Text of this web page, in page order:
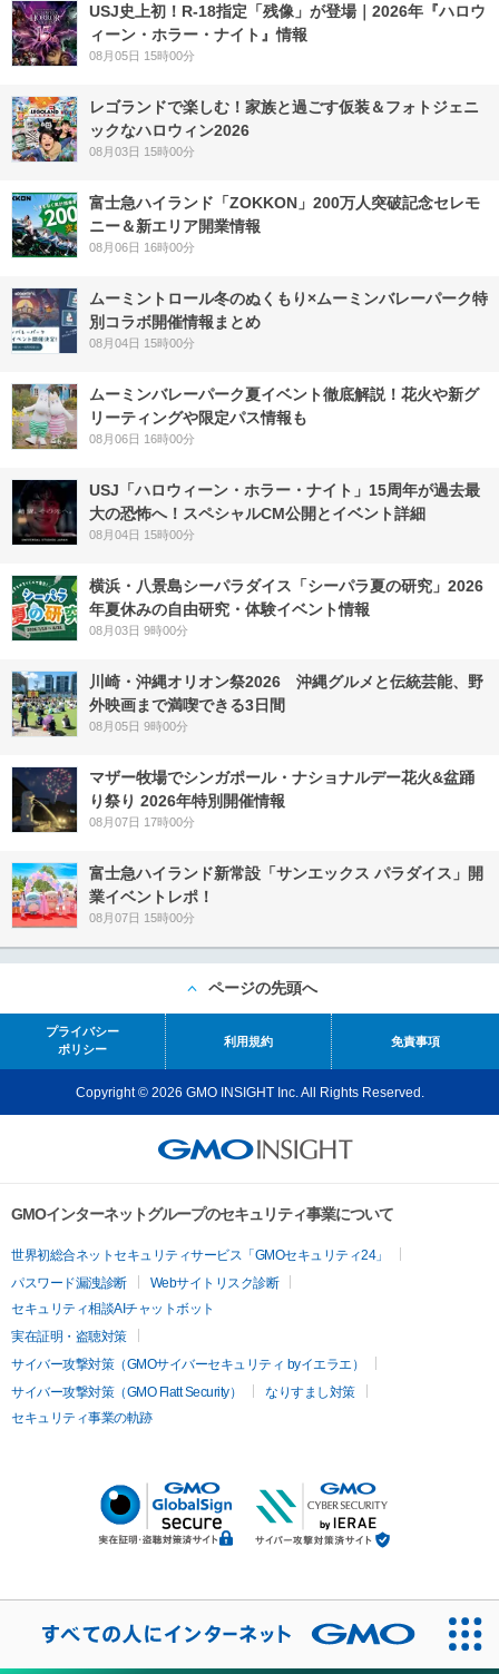
USJ史上初！R-18指定「残像」が登場｜2026年『ハロウ
ィーン・ホラー・ナイト』情報
08月05日 15時00分
レゴランドで楽しむ！家族と過ごす仮装＆フォトジェニ
ックなハロウィン2026
08月03日 15時00分
富士急ハイランド「ZOKKON」200万人突破記念セレモ
ニー＆新エリア開業情報
08月06日 16時00分
ムーミントロール冬のぬくもり×ムーミンバレーパーク特
別コラボ開催情報まとめ
08月04日 15時00分
ムーミンバレーパーク夏イベント徹底解説！花火や新グ
リーティングや限定パス情報も
08月06日 16時00分
USJ「ハロウィーン・ホラー・ナイト」15周年が過去最
大の恐怖へ！スペシャルCM公開とイベント詳細
08月04日 15時00分
横浜・八景島シーパラダイス「シーパラ夏の研究」2026
年夏休みの自由研究・体験イベント情報
08月03日 9時00分
川崎・沖縄オリオン祭2026 沖縄グルメと伝統芸能、野
外映画まで満喫できる3日間
08月05日 9時00分
マザー牧場でシンガポール・ナショナルデー花火&盆踊
り祭り 2026年特別開催情報
08月07日 17時00分
富士急ハイランド新常設「サンエックス パラダイス」開
業イベントレポ！
08月07日 15時00分
ページの先頭へ
プライバシー
ポリシー
利用規約 免責事項
Copyright © 2026 GMO INSIGHT Inc. All Rights Reserved.
GMOインターネットグループのセキュリティ事業について
世界初総合ネットセキュリティサービス「GMOセキュリティ24」
パスワード漏洩診断
Webサイトリスク診断
セキュリティ相談AIチャットボット
実在証明・盗聴対策
サイバー攻撃対策（GMOサイバーセキュリティ byイエラエ）
サイバー攻撃対策（GMO Flatt Security）
なりすまし対策
セキュリティ事業の軌跡